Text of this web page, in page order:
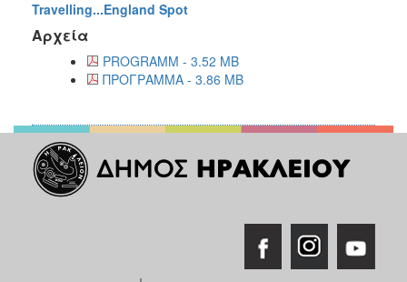
Travelling...England Spot
Αρχεία
PROGRAMM - 3.52 MB
ΠΡΟΓΡΑΜΜΑ - 3.86 MB